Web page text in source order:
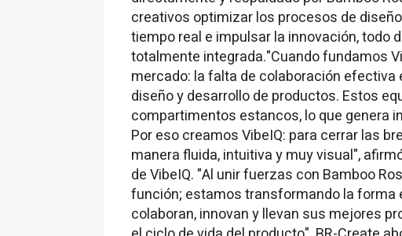
creativos optimizar los procesos de
tiempo real e impulsar la innovación, todo
totalmente integrada."Cuando fundamos
mercado: la falta de colaboración
diseño y desarrollo de productos. Estos
compartimentos estancos, lo que genera
Por eso creamos VibeIQ: para cerrar las
manera fluida, intuitiva y muy visual",
de VibeIQ. "Al unir fuerzas con Bamboo
función; estamos transformando la forma
colaboran, innovan y llevan sus mejores